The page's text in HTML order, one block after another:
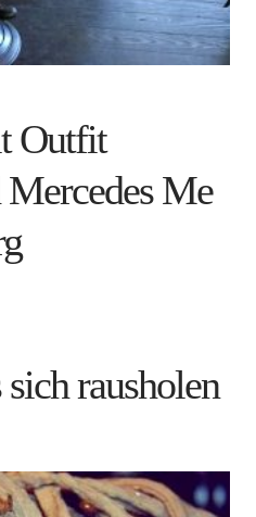
Outfit
Me
sich rausholen